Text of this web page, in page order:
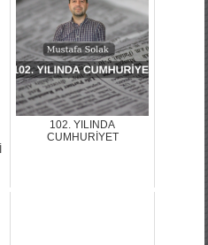
102. YILINDA
CUMHURİYET